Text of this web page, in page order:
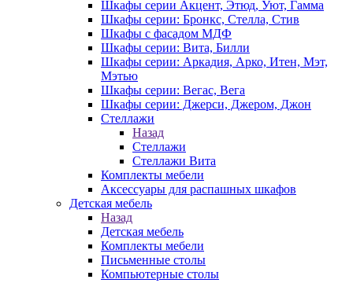
Шкафы серии Акцент, Этюд, Уют, Гамма
Шкафы серии: Бронкс, Стелла, Стив
Шкафы с фасадом МДФ
Шкафы серии: Вита, Билли
Шкафы серии: Аркадия, Арко, Итен, Мэт,
Мэтью
Шкафы серии: Вегас, Вега
Шкафы серии: Джерси, Джером, Джон
Стеллажи
Назад
Стеллажи
Стеллажи Вита
Комплекты мебели
Аксессуары для распашных шкафов
Детская мебель
Назад
Детская мебель
Комплекты мебели
Письменные столы
Компьютерные столы